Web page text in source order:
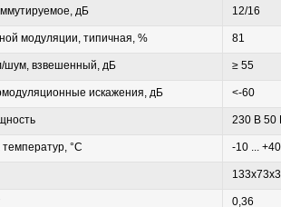
дБ 12/16
модуляции, типичная, % 81
шум, взвешенный, дБ ≥ 55
искажения, дБ <-60
230 В 50
°C -10 ... +40
0,36